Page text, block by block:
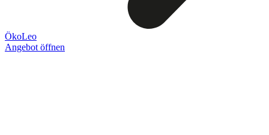
ÖkoLeo
Angebot öffnen